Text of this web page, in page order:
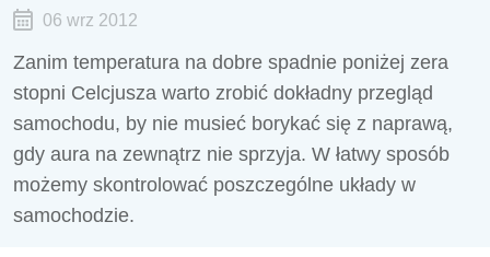
06 wrz 2012
Zanim temperatura na dobre spadnie poniżej zera
stopni Celcjusza warto zrobić dokładny przegląd
samochodu, by nie musieć borykać się z naprawą,
gdy aura na zewnątrz nie sprzyja. W łatwy sposób
możemy skontrolować poszczególne układy w
samochodzie.